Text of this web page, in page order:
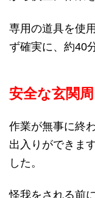
専用の道具を使
ず確実に、約40
安全な玄関
作業が無事に終
出入りができま
した。
怪我をされる前